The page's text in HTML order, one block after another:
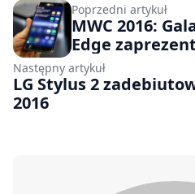
Poprzedni artykuł
MWC 2016:
Edge
Samsunga
Następny artykuł
LG Stylus 2
2016